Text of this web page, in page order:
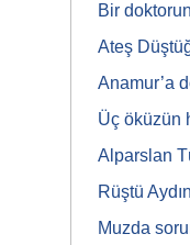
Bir
Ateş
Anamur’a
Üç öküzün
Alparslan
Rüştü
Muzda